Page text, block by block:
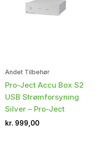
Andet Tilbehør
Pro-Ject Accu Box S2
USB Strømforsyning
Silver – Pro-Ject
kr. 999,00